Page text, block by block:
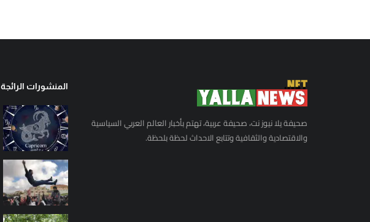
صحيفة يلا نيوز نت، صحيفة عربية، تهتم بأخبار العالم العربي السياسية
والاقتصادية والثقافية وتتابع الاحداث لحظة بلحظة.
المنشورات الرائجة